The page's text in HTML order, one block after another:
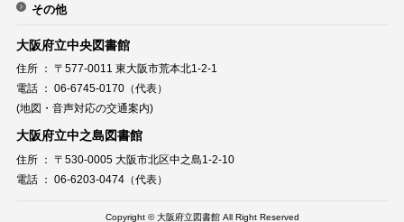
その他
大阪府立中央図書館
住所 ： 〒577-0011 東大阪市荒本北1-2-1
電話 ： 06-6745-0170（代表）
(地図・音声対応の交通案内)
大阪府立中之島図書館
住所 ： 〒530-0005 大阪市北区中之島1-2-10
電話 ： 06-6203-0474（代表）
Copyright © 大阪府立図書館 All Right Reserved